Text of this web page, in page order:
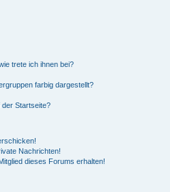
trete ich ihnen bei?
farbig dargestellt?
der Startseite?
Nachrichten!
dieses Forums erhalten!